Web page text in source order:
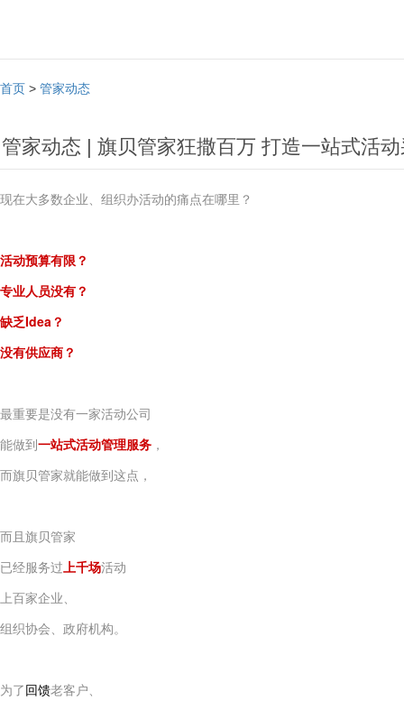
首页 > 管家动态
管家动态 | 旗贝管家狂撒百万 打造一站式活
现在大多数企业、组织办活动的痛点在哪里？
活动预算有限？
专业人员没有？
缺乏Idea？
没有供应商？
最重要是没有一家活动公司
能做到一站式活动管理服务 ，
而旗贝管家就能做到这点，
而且旗贝管家
已经服务过上千场活动
上百家企业、
组织协会、政府机构。
为了回馈老客户、